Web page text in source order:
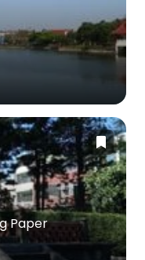
Paper